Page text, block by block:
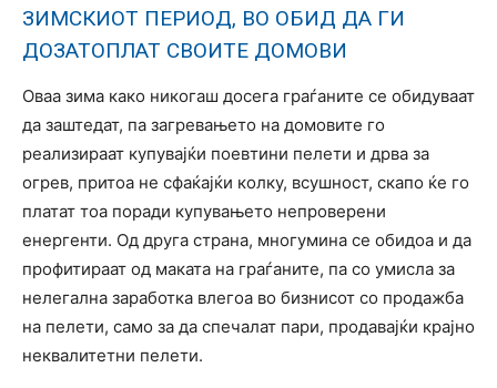
ЗИМСКИОТ ПЕРИОД, ВО ОБИД ДА ГИ
ДОЗАТОПЛАТ СВОИТЕ ДОМОВИ
Оваа зима како никогаш досега граѓаните се обидуваат
да заштедат, па загревањето на домовите го
реализираат купувајќи поевтини пелети и дрва за
огрев, притоа не сфаќајќи колку, всушност, скапо ќе го
платат тоа поради купувањето непроверени
енергенти. Од друга страна, многумина се обидоа и да
профитираат од маката на граѓаните, па со умисла за
нелегална заработка влегоа во бизнисот со продажба
на пелети, само за да спечалат пари, продавајќи крајно
неквалитетни пелети.